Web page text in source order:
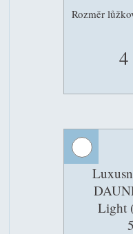
Rozměr
Light